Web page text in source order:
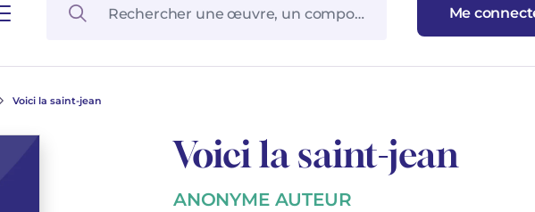
Me
Voici la saint-jean
Voici la saint-jean
ANONYME AUTEUR